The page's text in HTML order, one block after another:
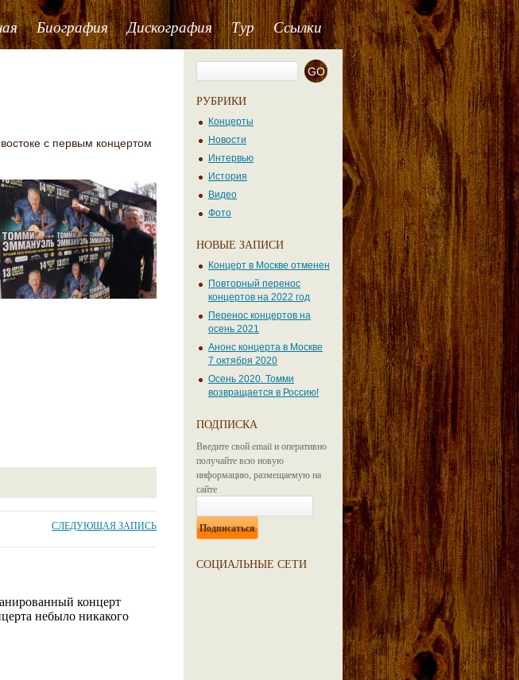
Биография Дискография Тур Ссылки
РУБРИКИ
Концерты
Новости
Интервью
История
Видео
Фото
НОВЫЕ ЗАПИСИ
Концерт в Москве отменен
Повторный перенос
концертов на 2022 год
Перенос концертов на
осень 2021
Анонс концерта в Москве
7 октября 2020
Осень 2020. Томми
возвращается в Россию!
ПОДПИСКА
Введите свой email и оперативно
получайте всю новую
информацию, размещаемую на
сайте
СОЦИАЛЬНЫЕ СЕТИ
с первым концертом
СЛЕДУЮЩАЯ ЗАПИСЬ